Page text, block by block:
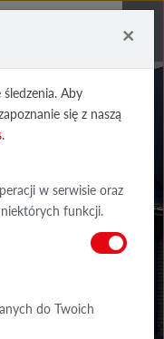
REALIZACJI
×
Aby
się z naszą
.
w serwisie oraz
niektórych funkcji.
do Twoich